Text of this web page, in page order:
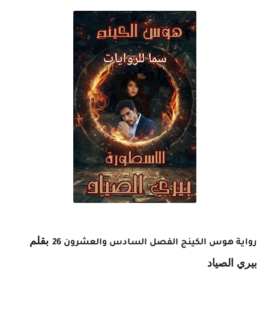
رواية هوس الكينج الفصل السادس والعشرون 26
بقلم
بيري الصياد